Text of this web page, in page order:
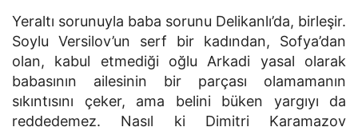
Yeraltı sorunuyla baba sorunu Delikanlı’da, birleşir.
Soylu Versilov’un serf bir kadından, Sofya’dan
olan, kabul etmediği oğlu Arkadi yasal olarak
babasının ailesinin bir parçası olamamanın
sıkıntısını çeker, ama belini büken yargıyı da
reddedemez. Nasıl ki Dimitri Karamazov